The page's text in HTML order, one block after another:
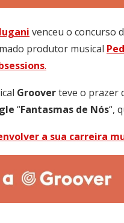
venceu o concurso
produtor musical
.
Grooverteve o prazer
“Fantasmas de Nós“,
a sua carreira